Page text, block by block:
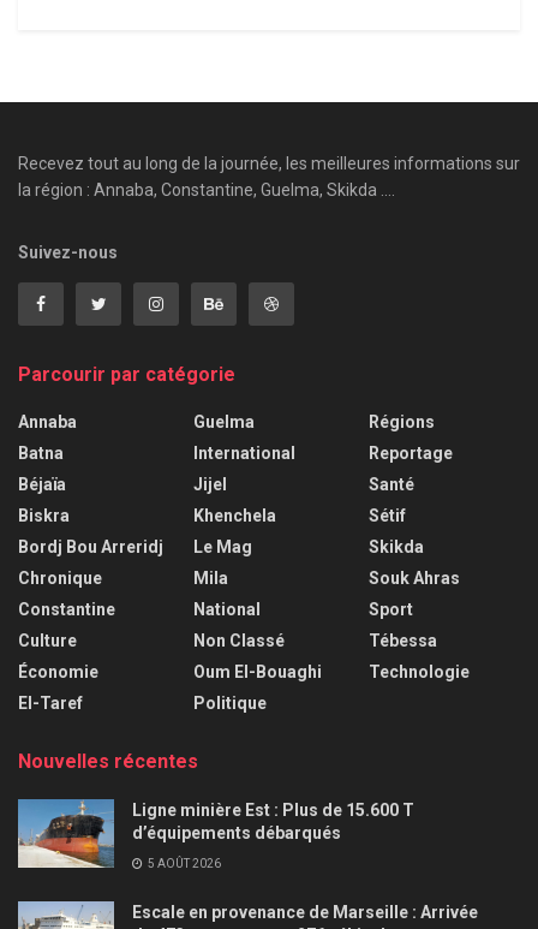
Recevez tout au long de la journée, les meilleures informations sur
la région : Annaba, Constantine, Guelma, Skikda ....
Suivez-nous
Parcourir par catégorie
Annaba
Batna
Béjaïa
Biskra
Bordj Bou Arreridj
Chronique
Constantine
Culture
Économie
El-Taref
Guelma
International
Jijel
Khenchela
Le Mag
Mila
National
Non Classé
Oum El-Bouaghi
Politique
Régions
Reportage
Santé
Sétif
Skikda
Souk Ahras
Sport
Tébessa
Technologie
Nouvelles récentes
Ligne minière Est : Plus de 15.600 T
d’équipements débarqués
5 AOÛT 2026
Escale en provenance de Marseille : Arrivée